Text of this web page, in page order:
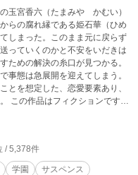
より、公定歩合が上がり金利が
になるでしょう。 また、物価
ょう。 日本企業の93%は中小
れる会社もこれからは円安と金
生産計画に支障をきたすでしょ
ス感染症の拡大は更に突然変異
れらは凡てが起こるべき事と
には偶然も奇跡もありません。
るのです。 それは大神さまの
玉宮香六（たまみや かむい）
らの腐れ縁である姫石華（ひめ
しまった。このまま元に戻らず
っていくのかと不安をいだきは
ための解決の糸口が見つかる。
事態は急展開を迎えてしまう。
とを想定した、恋愛要素あり、
この作品はフィクションです。
係ありません。
/ 5,378件
学園
サスペンス